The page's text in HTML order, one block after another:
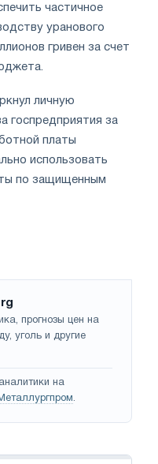
частичное
уранового
гривен за счет
личную
госпредприятия за
платы
использовать
по защищенным
прогнозы цен на
уголь и другие
на
.